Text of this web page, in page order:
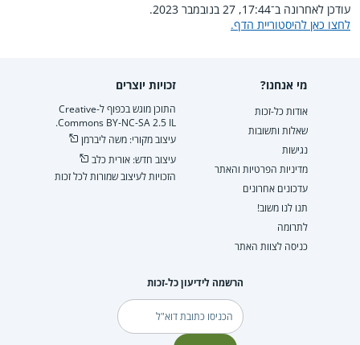
עודכן לאחרונה ב־17:44, 27 בנובמבר 2023.
לחצו כאן להיסטוריית הדף.
מי אנחנו?
אודות כל-זכות
שאלות ותשובות
נגישות
מדיניות הפרטיות והאתר
עדכונים אחרונים
תנו לנו משוב!
לתרומה
כניסה לצוות האתר
זכויות יוצרים
התוכן מוגש בכפוף ל-Creative
Commons BY-NC-SA 2.5 IL.
עיצוב מקורי: משה ליברמן
עיצוב חדש: אורית כלב
הזכויות לעיצוב שמורות לכל זכות
הרשמה לידיעון כל-זכות
דוא"ל